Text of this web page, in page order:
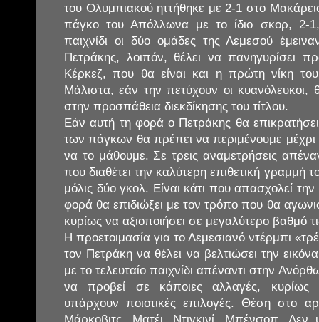
του Ολυμπιακού ηττήθηκε με 2-1 στο
πάγκο του Απόλλωνα με το ίδιο σκορ, 2-
παιχνίδι οι δύο ομάδες της Λεμεσού
Πετράκης, λοιπόν, θέλει να πανηγυρίσει
Κέρκεζ, που θα είναι και η πρώτη νίκη
Μάλιστα, εάν την πετύχουν οι κυανόλευκοι,
στην προσπάθεια διεκδίκησης του τίτλου.
Εάν αυτή τη φορά ο Πετράκης θα
των πάγκων θα πρέπει να περιμένουμε μέχρι
να το μάθουμε. Σε τρεις αναμετρήσεις
που διαθέτει την καλύτερη επιθετική γραμμή
μόλις δύο γκολ. Είναι κάτι που απασχολεί την
φορά θα επιδιώξει με τον τρόπο που θα
κυρίως να αξιοποιήσει σε μεγαλύτερο βαθμό
Η προετοιμασία για το Λεμεσιανό ντέρμπι
τον Πετράκη να θέλει να βελτιώσει την
με το τελευταίο παιχνίδι απέναντι στην
να προβεί σε κάποιες αλλαγές, κυρίως
υπάρχουν ποιοτικές επιλογές. Θέση στο
Μάρκοβιτς, Ματέι, Ντιγκινί, Μπένσοπ. Δεν